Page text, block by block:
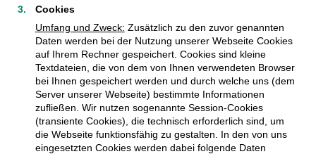
Cookies
Umfang und Zweck: Zusätzlich zu den zuvor genannten
Daten werden bei der Nutzung unserer Webseite Cookies
auf Ihrem Rechner gespeichert. Cookies sind kleine
Textdateien, die von dem von Ihnen verwendeten Browser
bei Ihnen gespeichert werden und durch welche uns (dem
Server unserer Webseite) bestimmte Informationen
zufließen. Wir nutzen sogenannte Session-Cookies
(transiente Cookies), die technisch erforderlich sind, um
die Webseite funktionsfähig zu gestalten. In den von uns
eingesetzten Cookies werden dabei folgende Daten